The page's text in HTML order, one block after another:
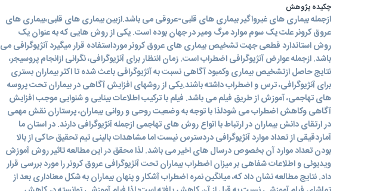
چکیده پژوهش
ازجمله بیماری های غیرواگیر بیماری های قلبی-عروقی می باشد.ازبین بیماری های قلبی،بیماری های
عروق کرونر علت یک سوم موارد مرگ ومیر در جهان بوده است. یکی از روش هایی که به عنوان یک
روش استاندارد قطعی جهت تشخیص بیماری های عروق کرونر مورداستفاده قرار میگیرد آنژیوگرافی می
باشد. ازجمله عوارض آنژیوگرافی اضطراب است. زمان انتظار برای آنژیوگرافی، نگرانی ازانجام پروسیجر،
نتایج حاصل ازتشخیص بیماری وکمبود آگاهی نسبت به آنژیوگرافی باعث شده تا اکثر بیماران بستری
برای آنژیوگرافی، ترس و اضطراب داشته باشند.یکی از روشهای افزایش آگاهی در بیماران تحت پروسه
های تهاجمی، آموزش از طریق فیلم می باشد. فیلم با ترکیب اطلاعات بینایی و شنوایی موجب افزایش
آگاهی وکاهش اضطراب می شودلذا با توجه به وضعیت روحی و روانی بیماران، پرستاران نقش مهمی
در ارتقای دانش بیماران در ارتباط با انواع روش های تهاجمی ازجمله آنژیوگرافی دارند. در استان ما
آماردقیقی از تعداد موارد آنژیوگرافی دردسترس نیست اما مشاهدات بالینی تیم تحقیق حاکی از بالا
بودن تعداد موارد آن بخصوص درسال های اخیر می باشد. لذا محقق در این مطالعه تاثیر روش آموزش
ویدیوئی و اطلاعات شفاهی بر میزان اضطراب بیماران تحت آنژیوگرافی عروق کرونر را مورد بررسی قرار
داد. نتایج مطالعه نشان داد که، میانگین نمره اضطراب آشکار و پنهان بیماران به شکل معناداری بعد از